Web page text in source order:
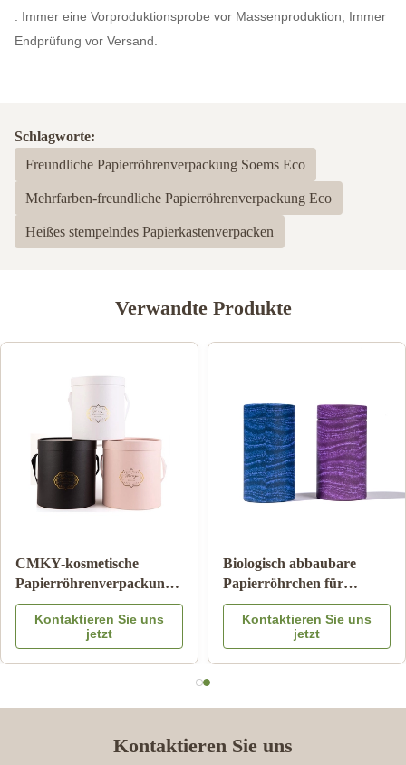
: Immer eine Vorproduktionsprobe vor Massenproduktion; Immer
Endprüfung vor Versand.
Schlagworte:
Freundliche Papierröhrenverpackung Soems Eco
Mehrfarben-freundliche Papierröhrenverpackung Eco
Heißes stempelndes Papierkastenverpacken
Verwandte Produkte
Zylinder-Wellpappe-Rohr
Pantone, das
kindersicheren Matte
Lamination druckt
Kontaktieren Sie uns
jetzt
Papppapier-Rohr-
Verpacken der
Lebensmittel mit Farbe
Logo Embossed des
Metalldeckel-CMYK
Kontaktieren Sie uns
jetzt
Kontaktieren Sie uns